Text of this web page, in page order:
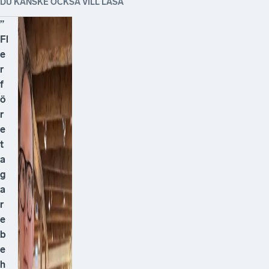
DU KANSKE OCKSÅ VILL LÄSA
”
Fl
e
r
f
ö
r
e
t
a
g
a
r
e
b
e
h